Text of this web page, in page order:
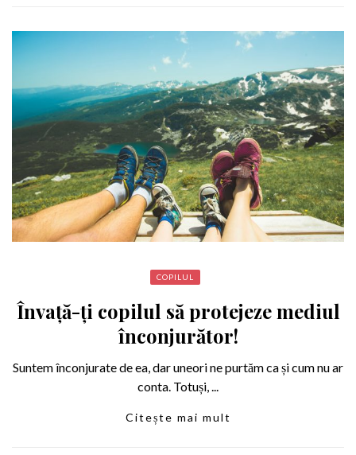
COPILUL
Învață-ți copilul să protejeze mediul
înconjurător!
Suntem înconjurate de ea, dar uneori ne purtăm ca și cum nu ar
conta. Totuși, ...
Citește mai mult